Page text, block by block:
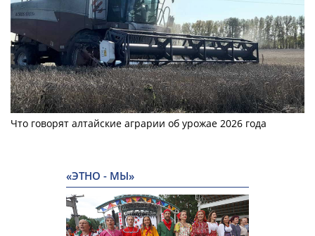
Что говорят алтайские аграрии об урожае 2026 года
«ЭТНО - МЫ»